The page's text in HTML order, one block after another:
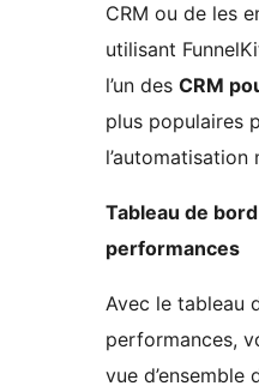
CRM ou de les
utilisant
l’un des CRM
plus populaires
l’automatisation
Tableau de
performances
Avec le tableau
performances,
vue